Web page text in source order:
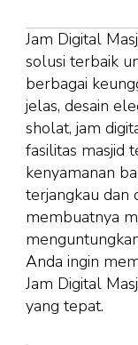
Jam Digital
solusi terbaik
berbagai
jelas, desain
sholat, jam
fasilitas masjid
kenyamanan
terjangkau dan
membuatnya
Anda ingin
Jam Digital
yang tepat.